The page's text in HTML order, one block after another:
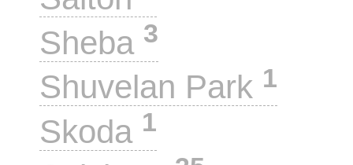
Sheba 3
Shuvelan Park 1
Skoda 1